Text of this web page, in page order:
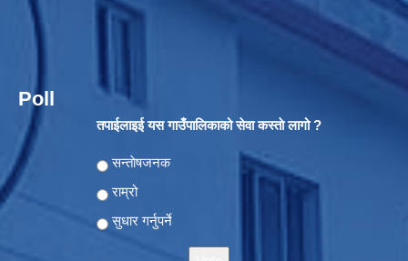
Poll
तपाईलाइई यस गाउँपालिकाको सेवा कस्ताे लागो ?
Choices
सन्ताेषजनक
राम्रो
सुधार गर्नुपर्ने